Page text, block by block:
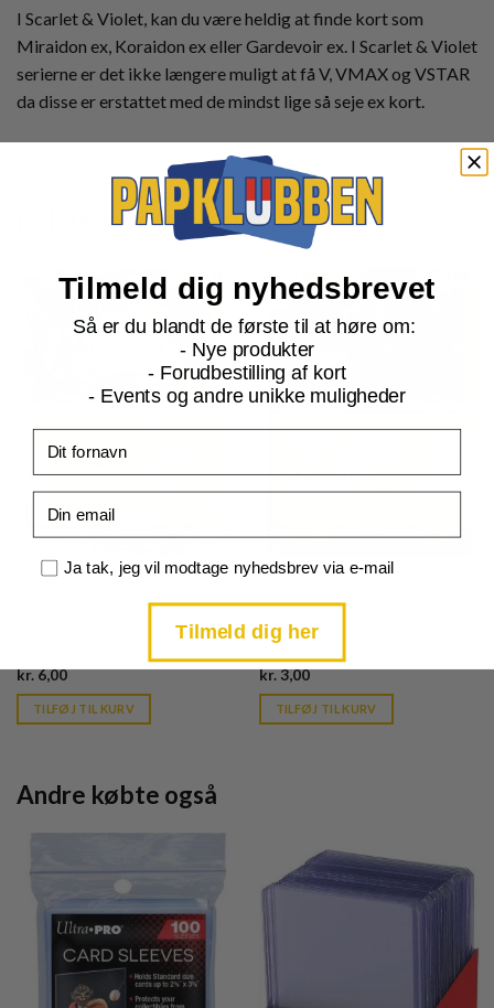
I Scarlet & Violet, kan du være heldig at finde kort som
Miraidon ex, Koraidon ex eller Gardevoir ex. I Scarlet & Violet
serierne er det ikke længere muligt at få V, VMAX og VSTAR
da disse er erstattet med de mindst lige så seje ex kort.
Relaterede produkter
Shroomish - 003/198 - Reverse
kr.6,00Current
is:
kr. 39,95.
TILFØJ TIL KURV
Houndoom - 034/198
kr.3,00Current
is:
kr. 39,95.
TILFØJ TIL KURV
Andre købte også
Tilmeld dig nyhedsbrevet
Så er du blandt de første til at høre om:
- Nye produkter
- Forudbestilling af kort
- Events og andre unikke muligheder
Samtykke
Ja tak, jeg vil modtage nyhedsbrev via e-mail
Tilmeld dig her